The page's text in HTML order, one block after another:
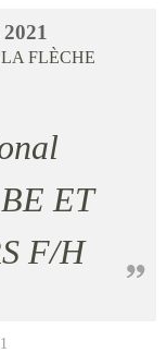
2021
LA FLÈCHE
ET
F/H